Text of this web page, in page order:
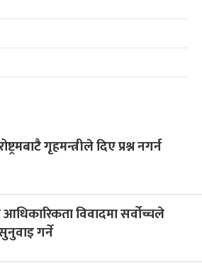
गृहमन्त्रीले दिए प्रश्न नगर्न
विवादमा सर्वोच्चले
गर्ने